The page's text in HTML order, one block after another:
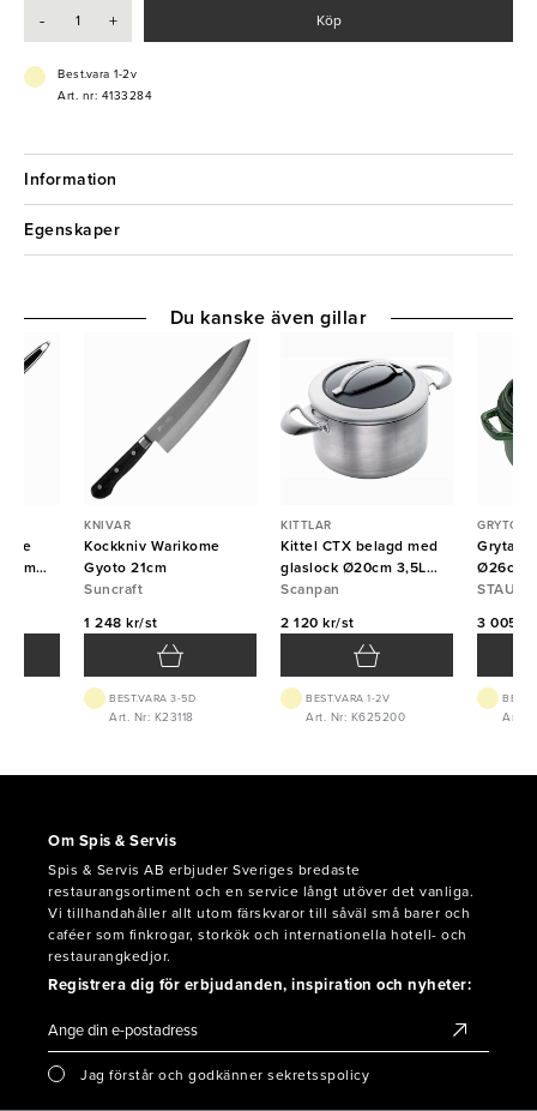
- + Köp
Best.vara 1-2v
Art. nr: 4133284
Information
Egenskaper
KNIVAR
Kockkniv Warikome
Gyoto 21cm
Suncraft
1 248 kr/st
BEST.VARA 3-5D
Art. Nr: K23118
KITTLAR
Kittel CTX belagd med
glaslock Ø20cm 3,5L
Scanpan
Scanpan
2 120 kr/st
BEST.VARA 1-2V
Art. Nr: K625200
GRYTOR
Gryta
Ø26cm
Staub
STAUB
3 005
Art.
Du kanske även gillar
Om Spis & Servis
Spis & Servis AB erbjuder Sveriges bredaste
restaurangsortiment och en service långt utöver det vanliga.
Vi tillhandahåller allt utom färskvaror till såväl små barer och
caféer som finkrogar, storkök och internationella hotell- och
restaurangkedjor.
Registrera dig för erbjudanden, inspiration och nyheter:
Jag förstår och godkänner sekretsspolicy